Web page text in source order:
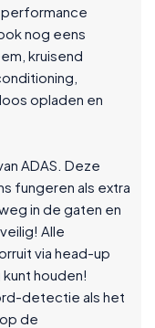
nog eens
kruisend
opladen en
ADAS. Deze
fungeren als extra
in de gaten en
Alle
via head-up
houden!
detectie als het
de